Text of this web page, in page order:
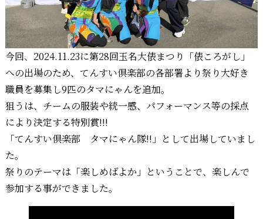
今回、2024.11.23に第28回玉名大俵まつり「俵ころがし」
への出場のため、てんすい倶楽部の各部署より祭り大好き
職員を募集し9匹のタマにゃんを追加。
狙うは、チームの服装や統一感、パフォーマンス等の採点
により決定する特別賞!!!
「てんすい倶楽部 タマにゃん隊!!」として出場していまし
た。
祭りのテーマは「楽しめばよか」ということで、楽しんで
参加する事ができました。